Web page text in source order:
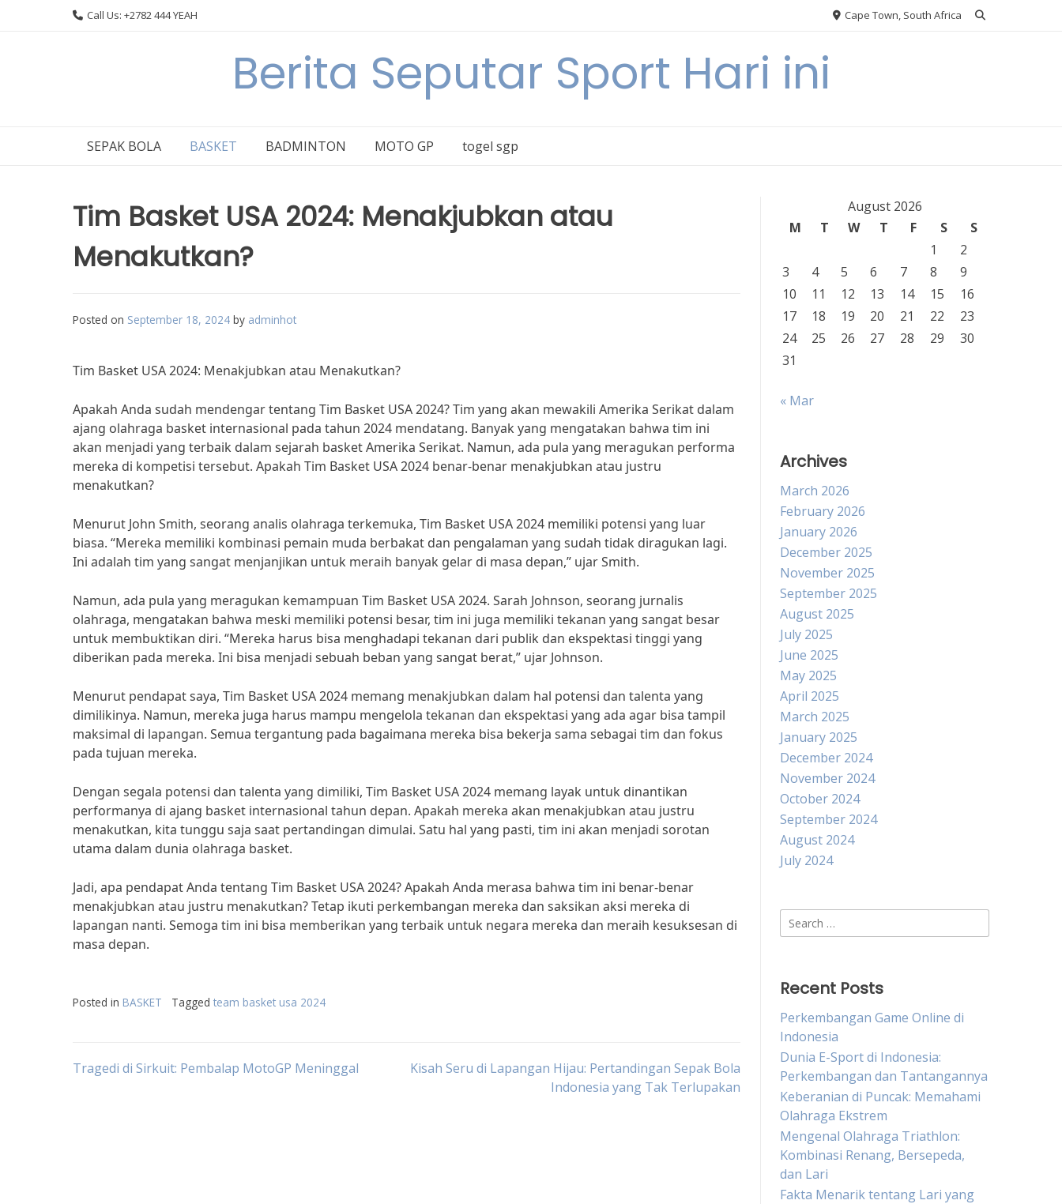
Call Us: +2782 444 YEAH Cape Town, South Africa
Berita Seputar Sport Hari ini
SEPAK BOLA BASKET BADMINTON MOTO GP togel sgp
Tim Basket USA 2024: Menakjubkan atau
Menakutkan?
Posted on September 18, 2024 by adminhot
Tim Basket USA 2024: Menakjubkan atau Menakutkan?
Apakah Anda sudah mendengar tentang Tim Basket USA 2024? Tim yang akan mewakili Amerika Serikat dalam
ajang olahraga basket internasional pada tahun 2024 mendatang. Banyak yang mengatakan bahwa tim ini
akan menjadi yang terbaik dalam sejarah basket Amerika Serikat. Namun, ada pula yang meragukan performa
mereka di kompetisi tersebut. Apakah Tim Basket USA 2024 benar-benar menakjubkan atau justru
menakutkan?
Menurut John Smith, seorang analis olahraga terkemuka, Tim Basket USA 2024 memiliki potensi yang luar
biasa. “Mereka memiliki kombinasi pemain muda berbakat dan pengalaman yang sudah tidak diragukan lagi.
Ini adalah tim yang sangat menjanjikan untuk meraih banyak gelar di masa depan,” ujar Smith.
Namun, ada pula yang meragukan kemampuan Tim Basket USA 2024. Sarah Johnson, seorang jurnalis
olahraga, mengatakan bahwa meski memiliki potensi besar, tim ini juga memiliki tekanan yang sangat besar
untuk membuktikan diri. “Mereka harus bisa menghadapi tekanan dari publik dan ekspektasi tinggi yang
diberikan pada mereka. Ini bisa menjadi sebuah beban yang sangat berat,” ujar Johnson.
Menurut pendapat saya, Tim Basket USA 2024 memang menakjubkan dalam hal potensi dan talenta yang
dimilikinya. Namun, mereka juga harus mampu mengelola tekanan dan ekspektasi yang ada agar bisa tampil
maksimal di lapangan. Semua tergantung pada bagaimana mereka bisa bekerja sama sebagai tim dan fokus
pada tujuan mereka.
Dengan segala potensi dan talenta yang dimiliki, Tim Basket USA 2024 memang layak untuk dinantikan
performanya di ajang basket internasional tahun depan. Apakah mereka akan menakjubkan atau justru
menakutkan, kita tunggu saja saat pertandingan dimulai. Satu hal yang pasti, tim ini akan menjadi sorotan
utama dalam dunia olahraga basket.
Jadi, apa pendapat Anda tentang Tim Basket USA 2024? Apakah Anda merasa bahwa tim ini benar-benar
menakjubkan atau justru menakutkan? Tetap ikuti perkembangan mereka dan saksikan aksi mereka di
lapangan nanti. Semoga tim ini bisa memberikan yang terbaik untuk negara mereka dan meraih kesuksesan di
masa depan.
Posted in BASKET Tagged team basket usa 2024
Post
Tragedi di Sirkuit: Pembalap MotoGP Meninggal
Kisah Seru di Lapangan Hijau: Pertandingan Sepak Bola
Indonesia yang Tak Terlupakan
August 2026
M
T W T F S
S
1
2
3
4 5 6 7 8
9
10
11 12 13 14 15
16
17
18 19 20 21 22
23
24
25 26 27 28 29
30
31
« Mar
Archives
March 2026
February 2026
January 2026
December 2025
November 2025
September 2025
August 2025
July 2025
June 2025
May 2025
April 2025
March 2025
January 2025
December 2024
November 2024
October 2024
September 2024
August 2024
July 2024
Search
for:
Recent Posts
Perkembangan Game Online di
Indonesia
Dunia E-Sport di Indonesia:
Perkembangan dan Tantangannya
Keberanian di Puncak: Memahami
Olahraga Ekstrem
Mengenal Olahraga Triathlon:
Kombinasi Renang, Bersepeda,
dan Lari
Fakta Menarik tentang Lari yang